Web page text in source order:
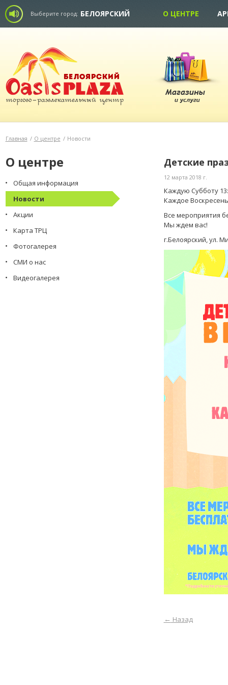
Выберите город: БЕЛОЯРСКИЙ О ЦЕНТРЕ
Главная / О центре / Новости
О центре
Общая информация
Новости
Акции
Карта ТРЦ
Фотогалерея
СМИ о нас
Видеогалерея
Детские
12 марта 2018 г.
Каждую Субботу
Каждое
Все мероприятия
Мы ждем вас!
г.Белоярский, ул.
← Назад